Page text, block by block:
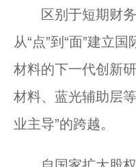
区别于短期财务
从“点”到“面”建立
材料的下一代创新
材料、蓝光辅助层
业主导”的跨越。